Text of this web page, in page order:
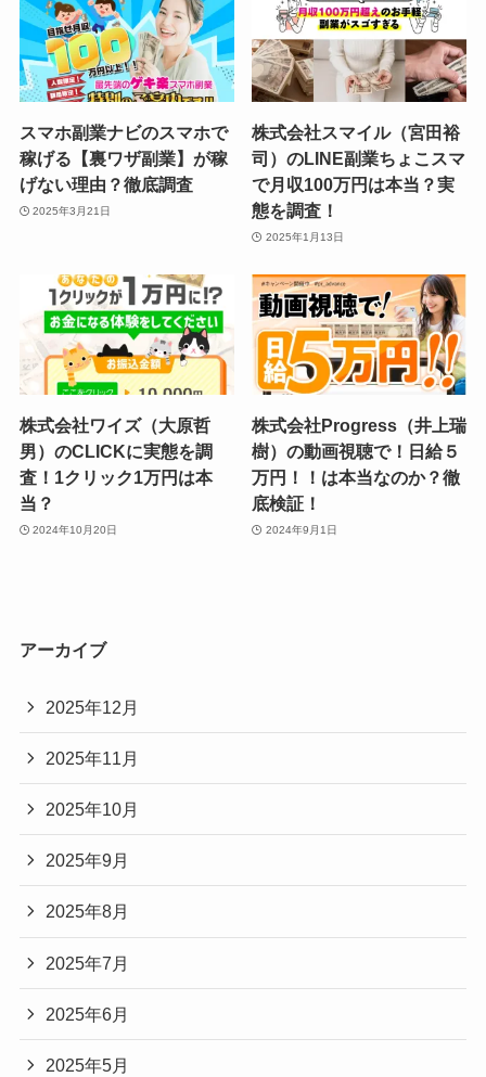
スマホ副業ナビのスマホで
稼げる【裏ワザ副業】が稼
げない理由？徹底調査
2025年3月21日
株式会社スマイル（宮田裕
司）のLINE副業ちょこスマ
で月収100万円は本当？実
態を調査！
2025年1月13日
株式会社ワイズ（大原哲
男）のCLICKに実態を調
査！1クリック1万円は本
当？
2024年10月20日
株式会社Progress（井上瑞
樹）の動画視聴で！日給５
万円！！は本当なのか？徹
底検証！
2024年9月1日
アーカイブ
2025年12月
2025年11月
2025年10月
2025年9月
2025年8月
2025年7月
2025年6月
2025年5月